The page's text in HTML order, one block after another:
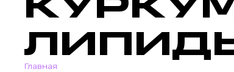
Главная